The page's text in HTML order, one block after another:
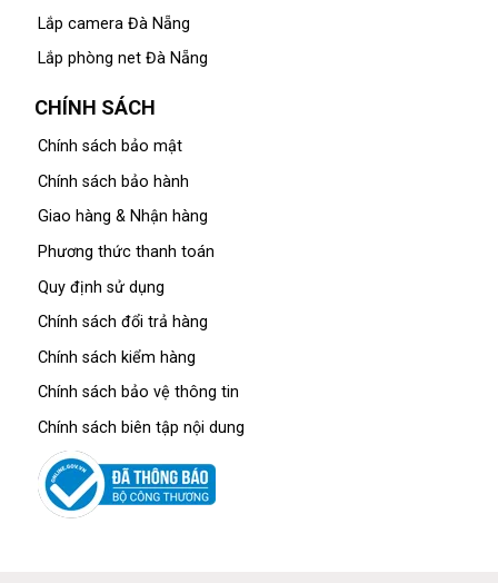
Lắp camera Đà Nẵng
Lắp phòng net Đà Nẵng
CHÍNH SÁCH
Chính sách bảo mật
Chính sách bảo hành
Giao hàng & Nhận hàng
Phương thức thanh toán
Quy định sử dụng
Chính sách đổi trả hàng
Chính sách kiểm hàng
Chính sách bảo vệ thông tin
Chính sách biên tập nội dung